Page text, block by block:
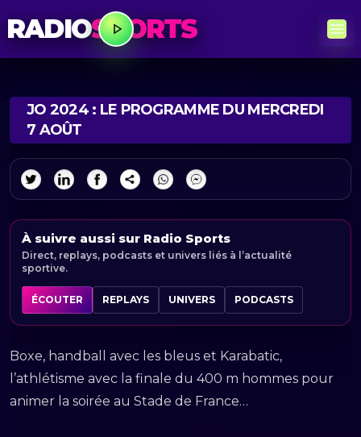
RADIOSPORTS
JO 2024 : LE PROGRAMME DU MERCREDI
7 AOÛT
À suivre aussi sur Radio Sports
Direct, replays, podcasts et univers liés à l’actualité
sportive.
ÉCOUTER REPLAYS UNIVERS PODCASTS
Boxe, handball avec les bleus et Karabatic,
l’athlétisme avec la finale du 400 m hommes pour
animer la soirée au Stade de France…